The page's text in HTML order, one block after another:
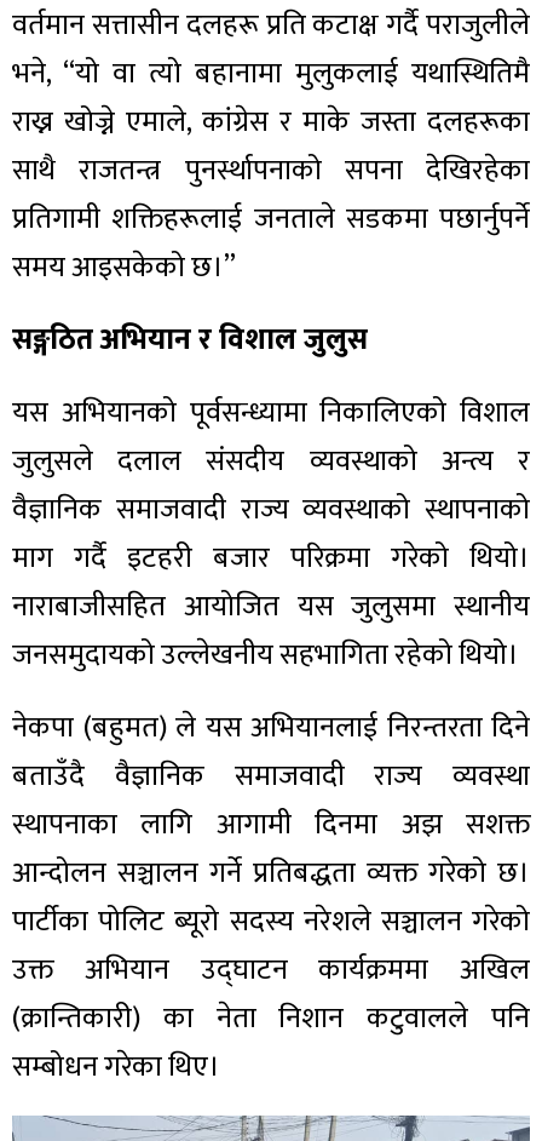
वर्तमान सत्तासीन दलहरू प्रति कटाक्ष गर्दै पराजुलीले
भने, “यो वा त्यो बहानामा मुलुकलाई यथास्थितिमै
राख्न खोज्ने एमाले, कांग्रेस र माके जस्ता दलहरूका
साथै राजतन्त्र पुनर्स्थापनाको सपना देखिरहेका
प्रतिगामी शक्तिहरूलाई जनताले सडकमा पछार्नुपर्ने
समय आइसकेको छ।”
सङ्गठित अभियान र विशाल जुलुस
यस अभियानको पूर्वसन्ध्यामा निकालिएको विशाल
जुलुसले दलाल संसदीय व्यवस्थाको अन्त्य र
वैज्ञानिक समाजवादी राज्य व्यवस्थाको स्थापनाको
माग गर्दै इटहरी बजार परिक्रमा गरेको थियो।
नाराबाजीसहित आयोजित यस जुलुसमा स्थानीय
जनसमुदायको उल्लेखनीय सहभागिता रहेको थियो।
नेकपा (बहुमत) ले यस अभियानलाई निरन्तरता दिने
बताउँदै वैज्ञानिक समाजवादी राज्य व्यवस्था
स्थापनाका लागि आगामी दिनमा अझ सशक्त
आन्दोलन सञ्चालन गर्ने प्रतिबद्धता व्यक्त गरेको छ।
पार्टीका पोलिट ब्यूरो सदस्य नरेशले सञ्चालन गरेको
उक्त अभियान उद्घाटन कार्यक्रममा अखिल
(क्रान्तिकारी) का नेता निशान कटुवालले पनि
सम्बोधन गरेका थिए।